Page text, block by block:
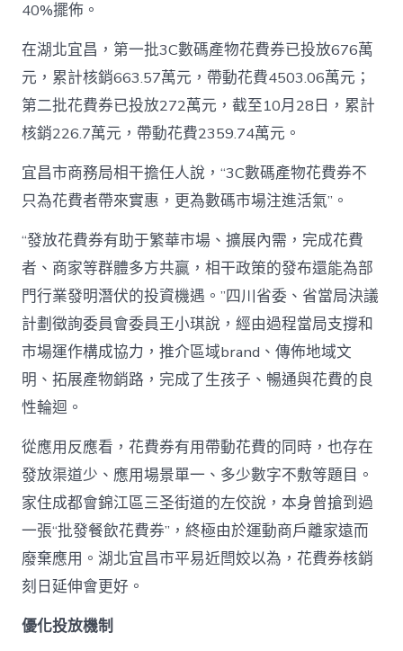
40%擺佈。
在湖北宜昌，第一批3C數碼產物花費券已投放676萬
元，累計核銷663.57萬元，帶動花費4503.06萬元；
第二批花費券已投放272萬元，截至10月28日，累計
核銷226.7萬元，帶動花費2359.74萬元。
宜昌市商務局相干擔任人說，“3C數碼產物花費券不
只為花費者帶來實惠，更為數碼市場注進活氣”。
“發放花費券有助于繁華市場、擴展內需，完成花費
者、商家等群體多方共贏，相干政策的發布還能為部
門行業發明潛伏的投資機遇。”四川省委、省當局決議
計劃徵詢委員會委員王小琪說，經由過程當局支撐和
市場運作構成協力，推介區域brand、傳佈地域文
明、拓展產物銷路，完成了生孩子、暢通與花費的良
性輪迴。
從應用反應看，花費券有用帶動花費的同時，也存在
發放渠道少、應用場景單一、多少數字不敷等題目。
家住成都會錦江區三圣街道的左佼說，本身曾搶到過
一張“批發餐飲花費券”，終極由於運動商戶離家遠而
廢棄應用。湖北宜昌市平易近閆姣以為，花費券核銷
刻日延伸會更好。
優化投放機制